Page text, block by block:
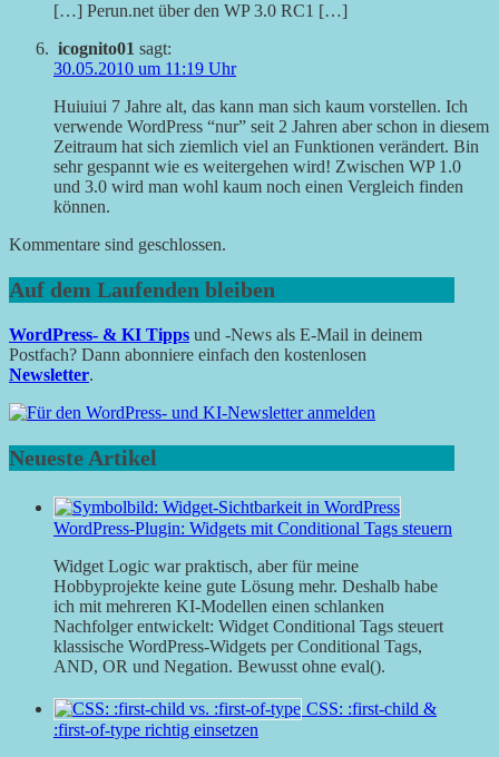
[…] Perun.net über den WP 3.0 RC1 […]
icognito01 sagt:
30.05.2010 um 11:19 Uhr
Huiuiui 7 Jahre alt, das kann man sich kaum vorstellen. Ich
verwende WordPress “nur” seit 2 Jahren aber schon in diesem
Zeitraum hat sich ziemlich viel an Funktionen verändert. Bin
sehr gespannt wie es weitergehen wird! Zwischen WP 1.0
und 3.0 wird man wohl kaum noch einen Vergleich finden
können.
Kommentare sind geschlossen.
Auf dem Laufenden bleiben
WordPress- & KI Tipps und -News als E-Mail in deinem
Postfach? Dann abonniere einfach den kostenlosen
Newsletter.
Neueste Artikel
WordPress-Plugin: Widgets mit Conditional Tags steuern
Widget Logic war praktisch, aber für meine
Hobbyprojekte keine gute Lösung mehr. Deshalb habe
ich mit mehreren KI-Modellen einen schlanken
Nachfolger entwickelt: Widget Conditional Tags steuert
klassische WordPress-Widgets per Conditional Tags,
AND, OR und Negation. Bewusst ohne eval().
CSS: :first-child &
:first-of-type richtig einsetzen